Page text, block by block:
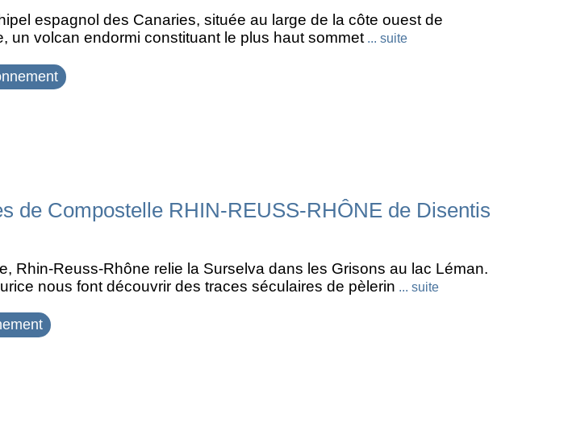
espagnol des Canaries, située au large de la côte ouest de
un volcan endormi constituant le plus haut sommet ... suite
de Compostelle RHIN-REUSS-RHÔNE de Disentis
Rhin-Reuss-Rhône relie la Surselva dans les Grisons au lac Léman.
nous font découvrir des traces séculaires de pèlerin ... suite